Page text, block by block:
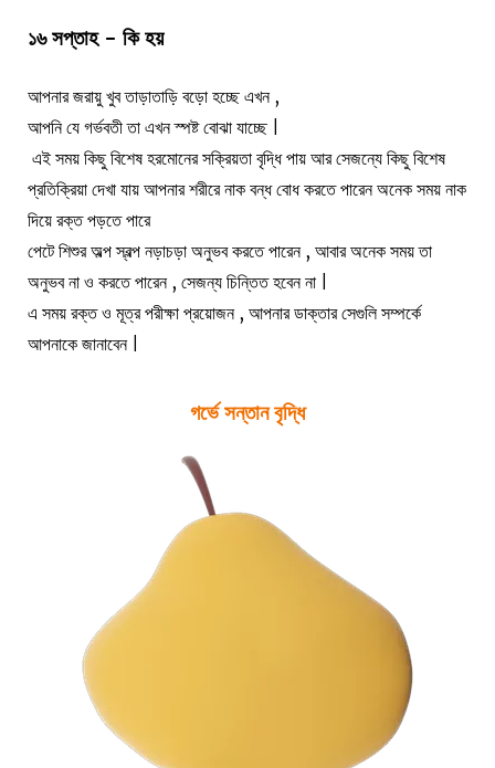
১৬ সপ্তাহ - কি হয়
আপনার জরায়ু খুব তাড়াতাড়ি বড়ো হচ্ছে এখন ,
আপনি যে গর্ভবতী তা এখন স্পষ্ট বোঝা যাচ্ছে |
এই সময় কিছু বিশেষ হরমোনের সক্রিয়তা বৃদ্ধি পায় আর সেজন্যে কিছু বিশেষ
প্রতিক্রিয়া দেখা যায় আপনার শরীরে নাক বন্ধ বোধ করতে পারেন অনেক সময় নাক
দিয়ে রক্ত পড়তে পারে
পেটে শিশুর অল্প স্বল্প নড়াচড়া অনুভব করতে পারেন , আবার অনেক সময় তা
অনুভব না ও করতে পারেন , সেজন্য চিন্তিত হবেন না |
এ সময় রক্ত ও মূত্র পরীক্ষা প্রয়োজন , আপনার ডাক্তার সেগুলি সম্পর্কে
আপনাকে জানাবেন |
গর্ভে সন্তান বৃদ্ধি